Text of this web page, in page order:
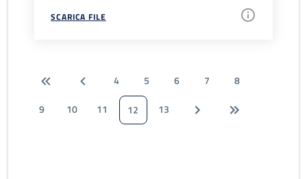
SCARICA FILE
4 5 6 7
8
9
10 11 12 13